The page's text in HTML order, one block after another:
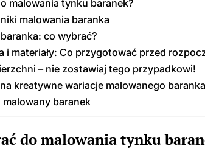
malowania tynku baranek?
malowania baranka
co wybrać?
i materiały: Co przygotować przed
– nie zostawiaj tego przypadkowi!
kreatywne wariacje malowanego baranka
malowany baranek
do malowania tynku